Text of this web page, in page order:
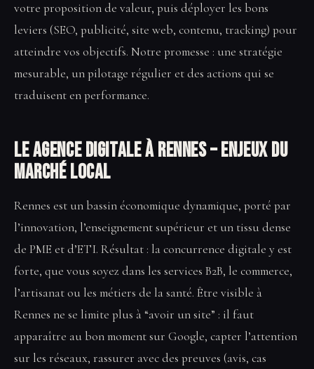
votre proposition de valeur, puis déployer les bons
leviers (SEO, publicité, site web, contenu, tracking) pour
atteindre vos objectifs. Notre promesse : une stratégie
mesurable, un pilotage régulier et des actions qui se
traduisent en performance.
Le Agence digitale à Rennes – enjeux du
marché local
Rennes est un bassin économique dynamique, porté par
l’innovation, l’enseignement supérieur et un tissu dense
de PME et d’ETI. Résultat : la concurrence digitale y est
forte, que vous soyez dans les services B2B, le commerce,
l’artisanat ou les métiers de la santé. Être visible à
Rennes ne se limite plus à “avoir un site” : il faut
apparaître au bon moment sur Google, capter l’attention
sur les réseaux, rassurer avec des preuves (avis, cas